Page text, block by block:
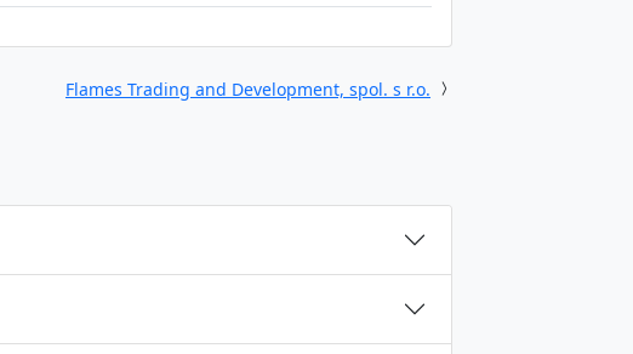
Flames Trading and Development, spol. s r.o.